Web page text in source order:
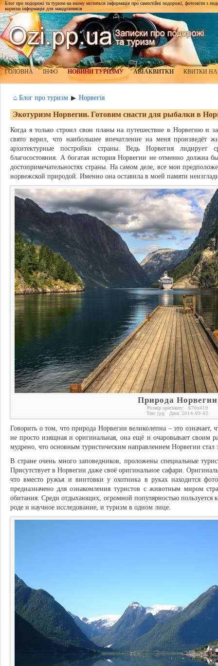
Блог про подорожі та туризм на якому міститься інформація про самостійні подорожі, фотозвіти з
корисна інформація для мандрівників
ГОЛОВНА ІНФО НОВИНИ ТУРИЗМУ АВІАКВИТКИ КВИТКИ
⌂ Блог про туризм ▶ Норвегія
Экотуризм Норвегии. Готовим снасти для рыбалки в
Когда я только строил свои планы на путешествие в Норвегию и
свято верил, что наибольшее впечатление на меня произведёт
архитектурные постройки страны. Ведь Норвегия лидирует
благосостояния. А богатая история Норвегии не отменно должна
достопримечательностях страны. На самом деле, все мои
норвежской природой. Именно она оставила в моей памяти
Природа Норвегии
Розмір оригіналу: 670x419
Тип: jpg Дата: 2014-09-05
Говорить о том, что природа Норвегии великолепна – это означает,
не просто изящная и оригинальная, она ещё и очаровывает своим
мудрено, что основным туристическим направлением Норвегии стал
В стране очень много заповедников, проложены специальные
Присутствует в Норвегии даже своё оригинальное сафари.
что вместо ружья и винтовки у охотника в руках находится
предназначено для ознакомления туристов с животным миром
обитания. Среди отдыхающих, огромной популярностью пользуется
роде и научное исследование, и туризм в одном лице.